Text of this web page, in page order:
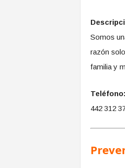
Somos
razón
familia y
Teléfono:
442 312